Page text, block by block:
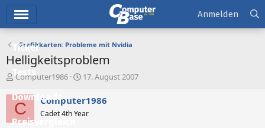
Ticker
Tests
Downloads
Preisvergleich
Anmelden
Grafikkarten: Probleme mit Nvidia
Helligkeitsproblem
E
s
t
e
Computer1986
E
s
e
17. August 2007
C Computer1986
Cadet 4th Year